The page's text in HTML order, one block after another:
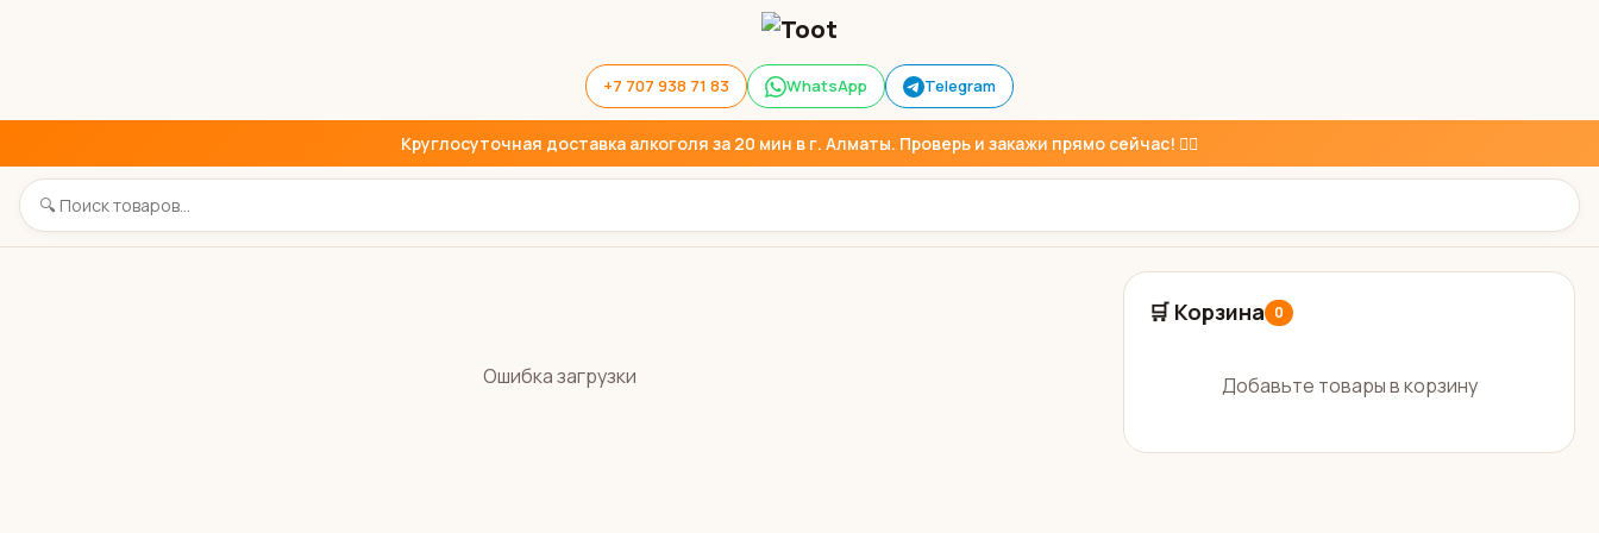
+7 707 938 71 83 WhatsApp Telegram
Круглосуточная доставка алкоголя за 20 мин в г. Алматы. Проверь и закажи прямо сейчас! 👇🏼
Ошибка загрузки
🛒 Корзина 0
Добавьте товары в корзину